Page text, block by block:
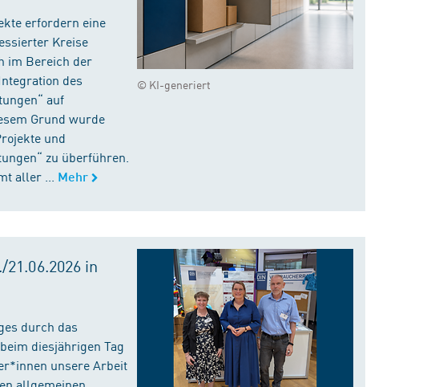
© KI-generiert
erfordern eine
Kreise
im Bereich der
des
auf
Grund wurde
und
zu überführen.
aller ...
Mehr
in
durch das
diesjährigen Tag
unsere Arbeit